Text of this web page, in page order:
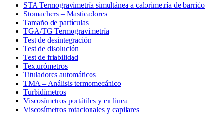
STA Termogravimetría simultánea a calorimetría de barrido
Stomachers – Masticadores
Tamaño de partículas
TGA/TG Termogravimetría
Test de desintegración
Test de disolución
Test de friabilidad
Texturómetros
Tituladores automáticos
TMA – Análisis termomecánico
Turbidímetros
Viscosímetros portátiles y en linea
Viscosímetros rotacionales y capilares